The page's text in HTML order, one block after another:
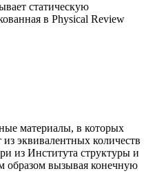
статическую
в Physical Review
материалы, в которых
эквивалентных количеств
из Института структуры и
образом вызывая конечную